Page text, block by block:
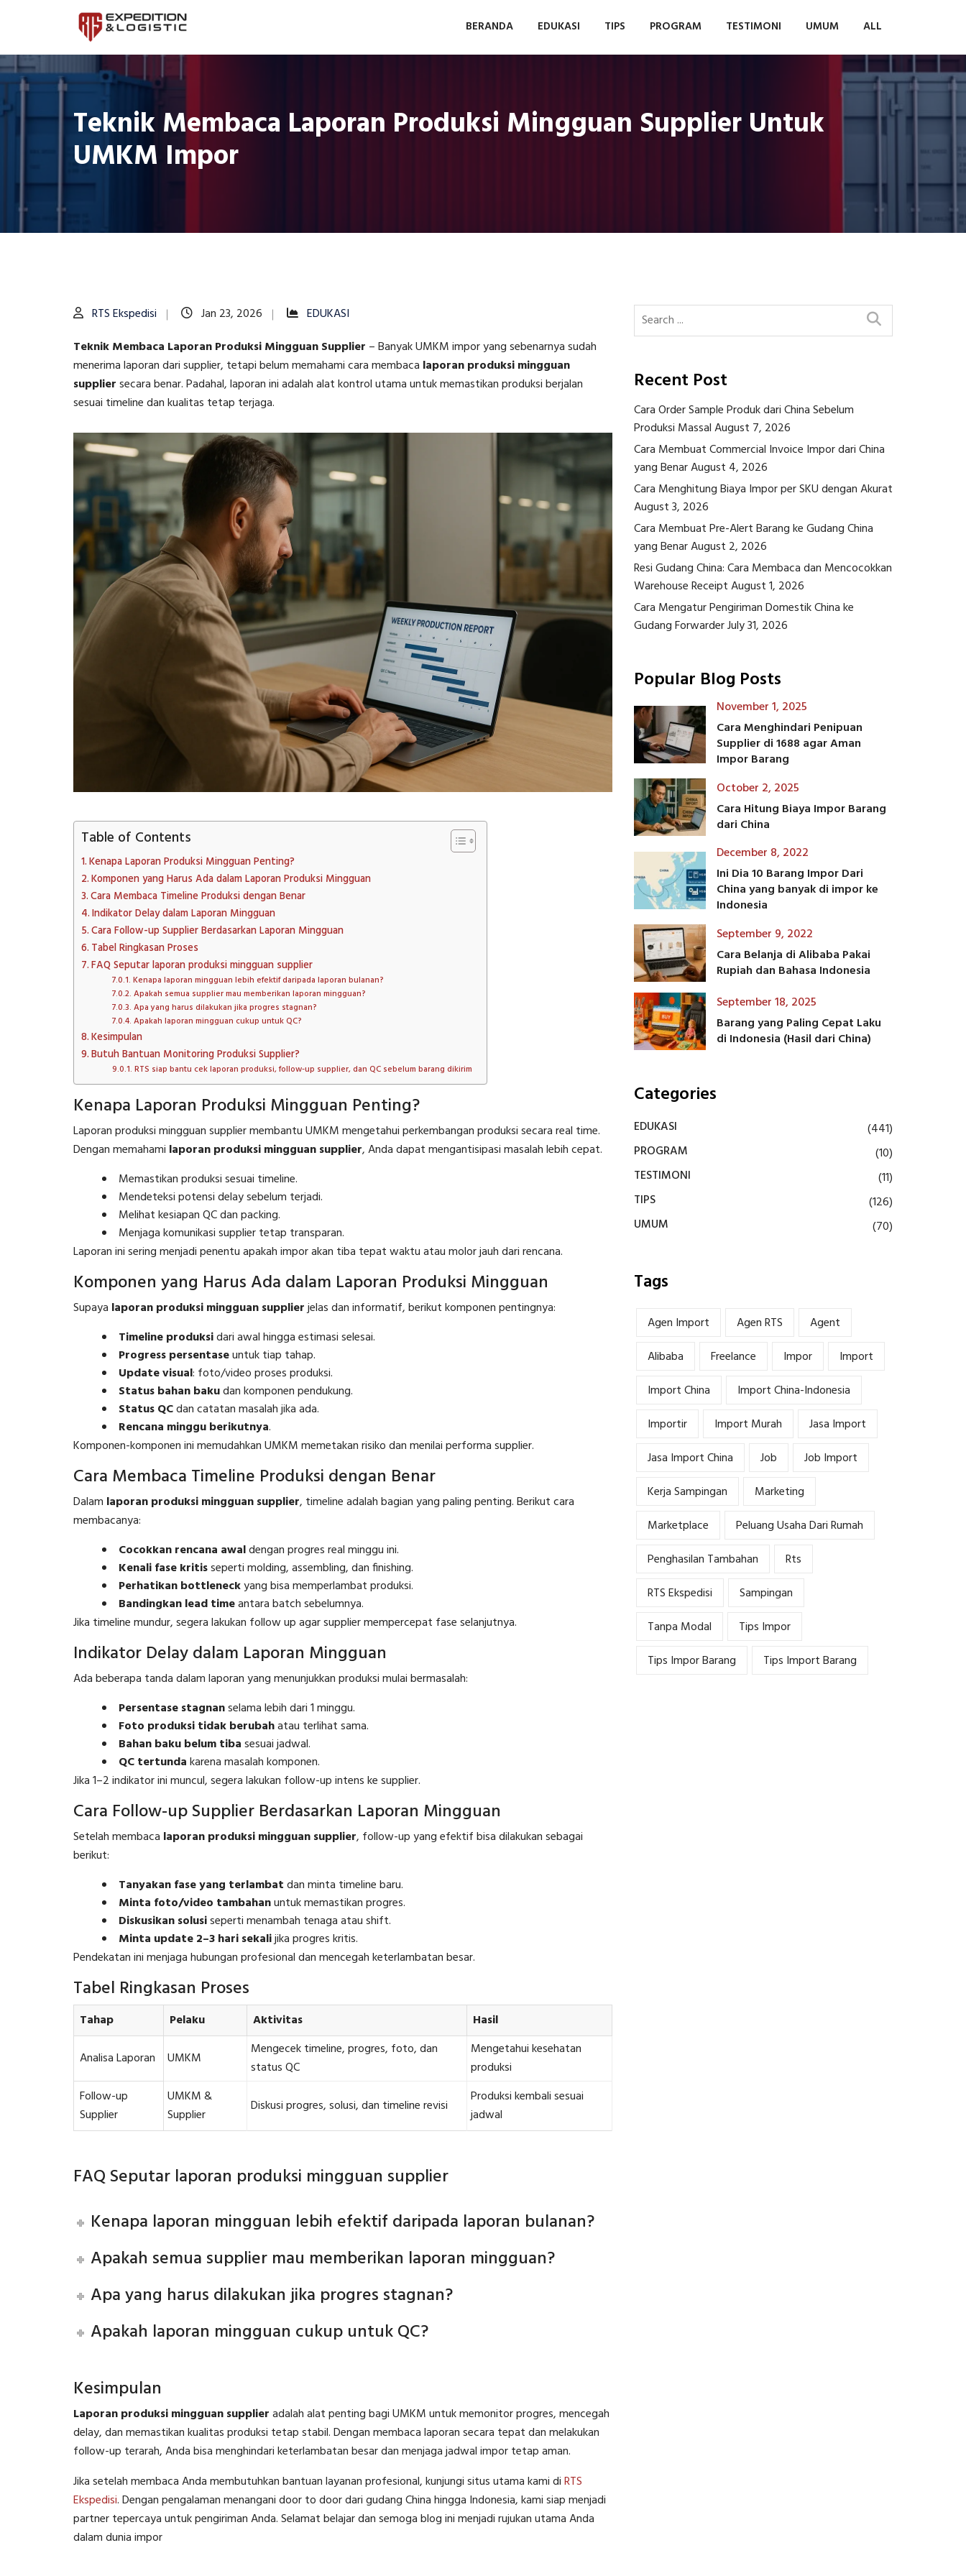
BERANDA EDUKASI TIPS PROGRAM TESTIMONI UMUM ALL
Teknik Membaca Laporan Produksi Mingguan Supplier Untuk
UMKM Impor
RTS Ekspedisi Jan 23, 2026
EDUKASI
Teknik Membaca Laporan Produksi Mingguan Supplier –Banyak UMKM impor yang sebenarnya sudah
menerima laporan dari supplier, tetapi belum memahami cara membaca laporan produksi mingguan
suppliersecara benar. Padahal, laporan ini adalah alat kontrol utama untuk memastikan produksi berjalan
sesuai timeline dan kualitas tetap terjaga.
Table of Contents
Kenapa Laporan Produksi Mingguan Penting?
Komponen yang Harus Ada dalam Laporan Produksi Mingguan
Cara Membaca Timeline Produksi dengan Benar
Indikator Delay dalam Laporan Mingguan
Cara Follow-up Supplier Berdasarkan Laporan Mingguan
Tabel Ringkasan Proses
FAQ Seputar laporan produksi mingguan supplier
Kenapa laporan mingguan lebih efektif daripada laporan bulanan?
Apakah semua supplier mau memberikan laporan mingguan?
Apa yang harus dilakukan jika progres stagnan?
Apakah laporan mingguan cukup untuk QC?
Kesimpulan
Butuh Bantuan Monitoring Produksi Supplier?
RTS siap bantu cek laporan produksi, follow-up supplier, dan QC sebelum barang dikirim
Kenapa Laporan Produksi Mingguan Penting?
Laporan produksi mingguan supplier membantu UMKM mengetahui perkembangan produksi secara real time.
Dengan memahami laporan produksi mingguan supplier, Anda dapat mengantisipasi masalah lebih cepat.
Memastikan produksi sesuai timeline.
Mendeteksi potensi delay sebelum terjadi.
Melihat kesiapan QC dan packing.
Menjaga komunikasi supplier tetap transparan.
Laporan ini sering menjadi penentu apakah impor akan tiba tepat waktu atau molor jauh dari rencana.
Komponen yang Harus Ada dalam Laporan Produksi Mingguan
Supaya laporan produksi mingguan supplierjelas dan informatif, berikut komponen pentingnya:
Timeline produksidari awal hingga estimasi selesai.
Progress persentaseuntuk tiap tahap.
Update visual: foto/video proses produksi.
Status bahan bakudan komponen pendukung.
Status QCdan catatan masalah jika ada.
Rencana minggu berikutnya.
Komponen-komponen ini memudahkan UMKM memetakan risiko dan menilai performa supplier.
Cara Membaca Timeline Produksi dengan Benar
Dalam laporan produksi mingguan supplier, timeline adalah bagian yang paling penting. Berikut cara
membacanya:
Cocokkan rencana awaldengan progres real minggu ini.
Kenali fase kritisseperti molding, assembling, dan finishing.
Perhatikan bottleneckyang bisa memperlambat produksi.
Bandingkan lead timeantara batch sebelumnya.
Jika timeline mundur, segera lakukan follow up agar supplier mempercepat fase selanjutnya.
Indikator Delay dalam Laporan Mingguan
Ada beberapa tanda dalam laporan yang menunjukkan produksi mulai bermasalah:
Persentase stagnanselama lebih dari 1 minggu.
Foto produksi tidak berubahatau terlihat sama.
Bahan baku belum tibasesuai jadwal.
QC tertundakarena masalah komponen.
Jika 1–2 indikator ini muncul, segera lakukan follow-up intens ke supplier.
Cara Follow-up Supplier Berdasarkan Laporan Mingguan
Setelah membaca laporan produksi mingguan supplier, follow-up yang efektif bisa dilakukan sebagai
berikut:
Tanyakan fase yang terlambatdan minta timeline baru.
Minta foto/video tambahanuntuk memastikan progres.
Diskusikan solusiseperti menambah tenaga atau shift.
Minta update 2–3 hari sekalijika progres kritis.
Pendekatan ini menjaga hubungan profesional dan mencegah keterlambatan besar.
Tabel Ringkasan Proses
Tahap Pelaku Aktivitas Hasil
Analisa Laporan UMKM
Mengecek timeline, progres, foto, dan
status QC
Mengetahui kesehatan
produksi
Follow-up
Supplier
UMKM &
Supplier
Diskusi progres, solusi, dan timeline revisi
Produksi kembali sesuai
jadwal
FAQ Seputar laporan produksi mingguan supplier
Kenapa laporan mingguan lebih efektif daripada laporan bulanan?
Apakah semua supplier mau memberikan laporan mingguan?
Apa yang harus dilakukan jika progres stagnan?
Apakah laporan mingguan cukup untuk QC?
Kesimpulan
Laporan produksi mingguan supplieradalah alat penting bagi UMKM untuk memonitor progres, mencegah
delay, dan memastikan kualitas produksi tetap stabil. Dengan membaca laporan secara tepat dan melakukan
follow-up terarah, Anda bisa menghindari keterlambatan besar dan menjaga jadwal impor tetap aman.
Jika setelah membaca Anda membutuhkan bantuan layanan profesional, kunjungi situs utama kami diRTS
Ekspedisi. Dengan pengalaman menangani door to door dari gudang China hingga Indonesia, kami siap menjadi
partner tepercaya untuk pengiriman Anda. Selamat belajar dan semoga blog ini menjadi rujukan utama Anda
dalam dunia impor
Recent Post
Cara Order Sample Produk dari China Sebelum
Produksi MassalAugust 7, 2026
Cara Membuat Commercial Invoice Impor dari China
yang BenarAugust 4, 2026
Cara Menghitung Biaya Impor per SKU dengan Akurat
August 3, 2026
Cara Membuat Pre-Alert Barang ke Gudang China
yang BenarAugust 2, 2026
Resi Gudang China: Cara Membaca dan Mencocokkan
Warehouse ReceiptAugust 1, 2026
Cara Mengatur Pengiriman Domestik China ke
Gudang ForwarderJuly 31, 2026
Popular Blog Posts
November 1, 2025
Cara Menghindari Penipuan
Supplier di 1688 agar Aman
Impor Barang
October 2, 2025
Cara Hitung Biaya Impor Barang
dari China
December 8, 2022
Ini Dia 10 Barang Impor Dari
China yang banyak di impor ke
Indonesia
September 9, 2022
Cara Belanja di Alibaba Pakai
Rupiah dan Bahasa Indonesia
September 18, 2025
Barang yang Paling Cepat Laku
di Indonesia (Hasil dari China)
Categories
EDUKASI
(441)
PROGRAM
(10)
TESTIMONI
(11)
TIPS
(126)
UMUM
(70)
Tags
Agen Import Agen RTS
Agent
Alibaba
Freelance Impor
Import
Import China
Import China-Indonesia
Importir
Import Murah
Jasa Import
Jasa Import China
Job
Job Import
Kerja Sampingan
Marketing
Marketplace
Peluang Usaha Dari Rumah
Penghasilan Tambahan
Rts
RTS Ekspedisi
Sampingan
Tanpa Modal
Tips Impor
Tips Impor Barang
Tips Import Barang